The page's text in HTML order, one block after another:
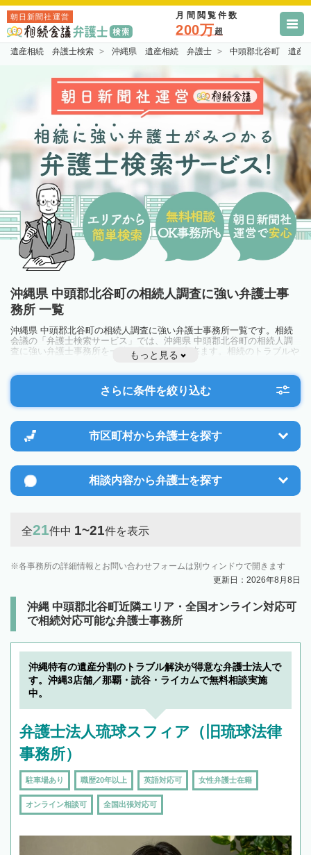
朝日新聞社運営 月間閲覧件数
200万超
遺産相続 弁護士検索 沖縄県 遺産相続 弁護士 中頭郡北谷町 遺産
沖縄県 中頭郡北谷町の相続人調査に強い弁護士事
務所 一覧
沖縄県 中頭郡北谷町の相続人調査に強い弁護士事務所一覧です。相続
会議の「弁護士検索サービス」では、沖縄県 中頭郡北谷町の相続人調
査に強い弁護士事務所を一覧で見ることが出来ます。相続のトラブルや
お悩みを抱えている方は一度近隣の弁護士に相談してみましょう。
もっと見る
さらに条件を絞り込む
市区町村から弁護士を探す
相談内容から弁護士を探す
全21件中 1~21件を表示
各事務所の詳細情報とお問い合わせフォームは別ウィンドウで開きます
更新日：2026年8月8日
沖縄 中頭郡北谷町近隣エリア・全国オンライン対応可
で相続対応可能な弁護士事務所
沖縄特有の遺産分割のトラブル解決が得意な弁護士法人で
す。沖縄3店舗／那覇・読谷・ライカムで無料相談実施
中。
弁護士法人琉球スフィア（旧琉球法律
事務所）
駐車場あり 職歴20年以上 英語対応可 女性弁護士在籍
オンライン相談可 全国出張対応可